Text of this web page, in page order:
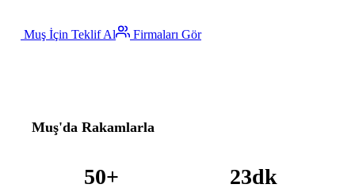
Muş İçin Teklif Al Firmaları Gör
Muş'da Rakamlarla
50+ 23dk